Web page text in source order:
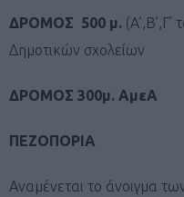
ΔΡΟΜΟΣ 500 μ.
Δημοτικών σχολείων
ΔΡΟΜΟΣ 300μ. ΑμεΑ
ΠΕΖΟΠΟΡΙΑ
Αναμένεται το άνοιγμα